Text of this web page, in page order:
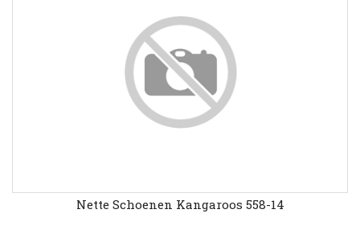
Nette Schoenen Kangaroos 558-14